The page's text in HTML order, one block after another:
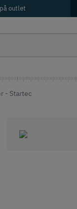
på outlet
- Startec